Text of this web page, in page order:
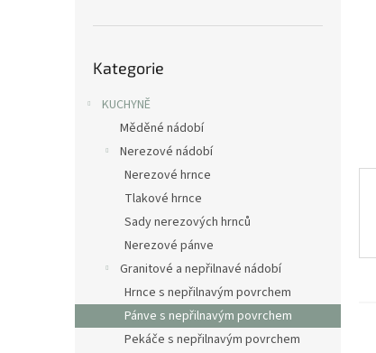
kategorie
Kategorie
KUCHYNĚ
Měděné nádobí
Nerezové nádobí
Nerezové hrnce
Tlakové hrnce
Sady nerezových hrnců
Nerezové pánve
Granitové a nepřilnavé nádobí
Hrnce s nepřilnavým povrchem
Pánve s nepřilnavým povrchem
Pekáče s nepřilnavým povrchem